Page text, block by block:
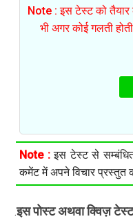
Note : इस टेस्ट को तैयार
भी अगर कोई गलती
Note :इस टेस्ट से
कमेंट में अपने विचार प्रस्तुत
.इस पोस्ट अथवा क्विज़